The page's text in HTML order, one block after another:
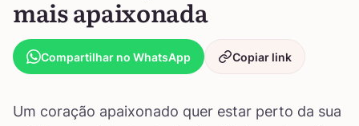
mais apaixonada
Compartilhar no WhatsApp Copiar link
Um coração apaixonado quer estar perto da sua